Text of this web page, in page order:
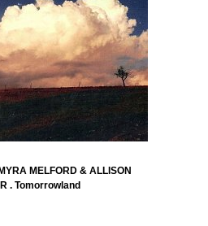
MELFORD & ALLISON
. Tomorrowland